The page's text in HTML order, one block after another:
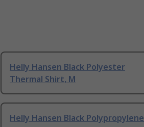
Helly Hansen Black Polyester
Thermal Shirt, M
Helly Hansen Black Polypropylene